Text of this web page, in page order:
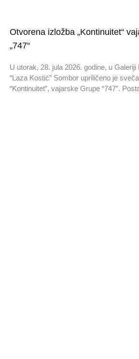
Otvorena izložba „Kontinuitet“
„747“
U utorak, 28. jula 2026. godine, u
“Laza Kostić” Sombor upriličeno je
“Kontinuitet”, vajarske Grupe “747”.